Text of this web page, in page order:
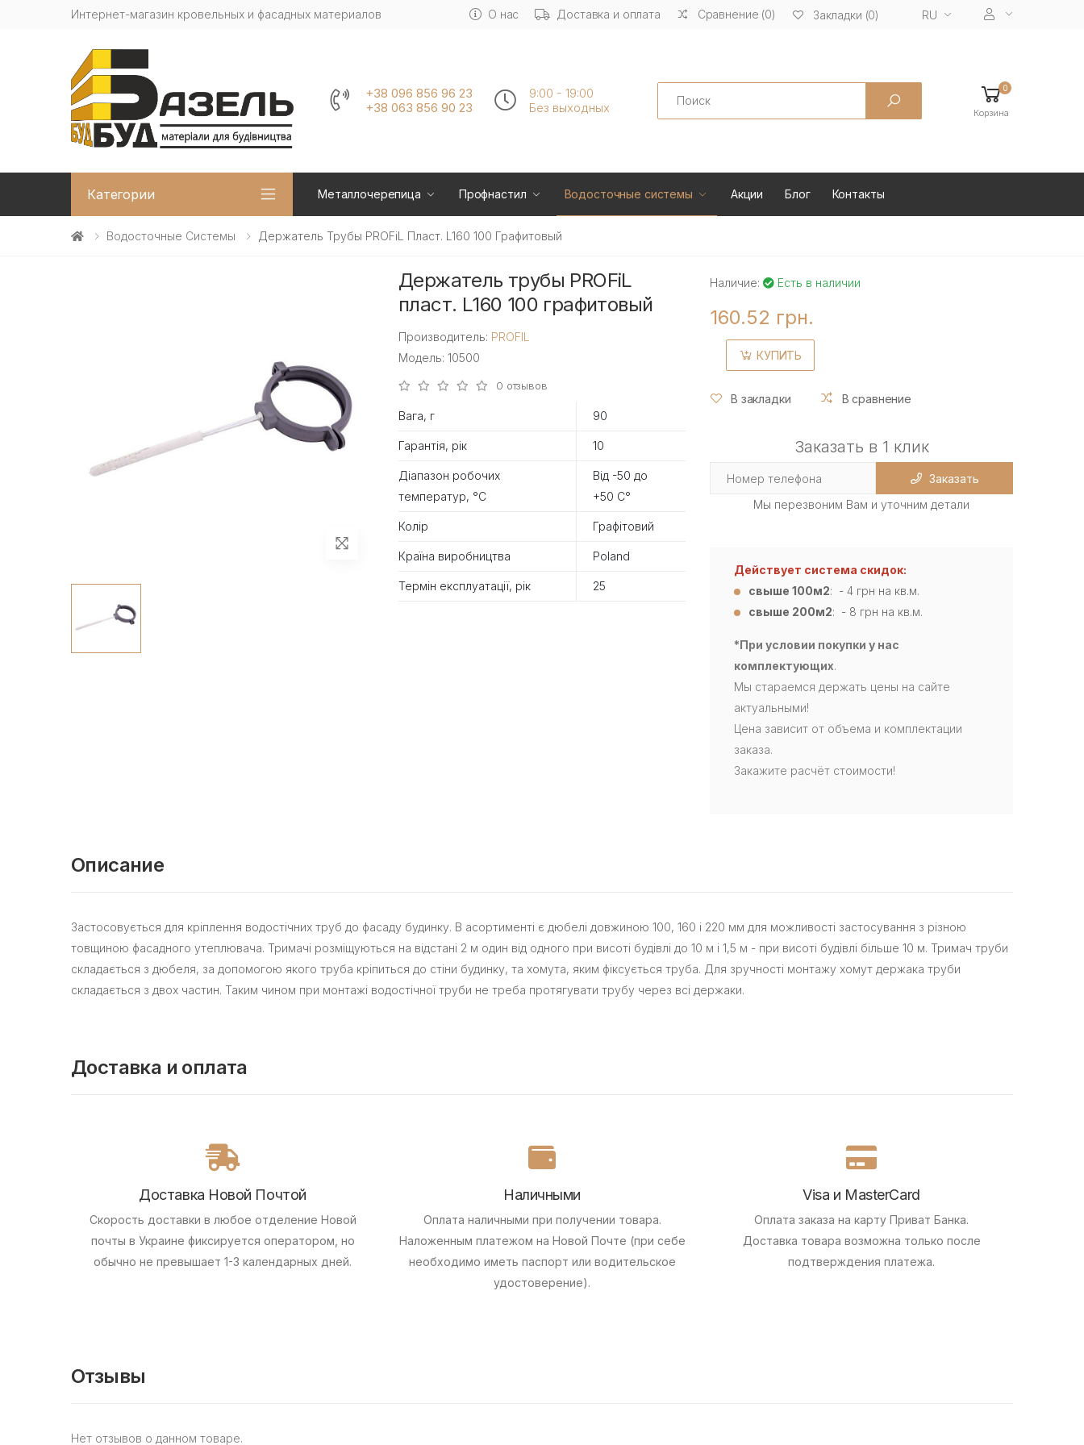
Интернет-магазин кровельных и фасадных материалов О нас Доставка и оплата Сравнение (0) Закладки (0) RU
+38 096 856 96 23
+38 063 856 90 23
9:00 - 19:00
Без выходных
Search 0
Корзина
Категории Металлочерепица Профнастил Водосточные системы Акции Блог Контакты
Водосточные Системы Держатель Трубы PROFiL Пласт. L160 100 Графитовый
Держатель трубы PROFiL
пласт. L160 100 графитовый
Производитель: PROFIL
Модель: 10500
0 отзывов
Вага, г 90
Гарантія, рік 10
Діапазон робочих
температур, °С
Від -50 до
+50 С°
Колір Графітовий
Країна виробництва Poland
Термін експлуатації, рік 25
Наличие: Есть в наличии
160.52 грн.
КУПИТЬ
В закладки В сравнение
Заказать в 1 клик
Заказать
Мы перезвоним Вам и уточним детали
Действует система скидок:
свыше 100м2: - 4 грн на кв.м.
свыше 200м2: - 8 грн на кв.м.
*При условии покупки у нас
комплектующих.
Мы стараемся держать цены на сайте
актуальными!
Цена зависит от объема и комплектации
заказа.
Закажите расчёт стоимости!
Описание
Застосовується для кріплення водостічних труб до фасаду будинку. В асортименті є дюбелі довжиною 100, 160 і 220 мм для можливості застосування з різною
товщиною фасадного утеплювача. Тримачі розміщуються на відстані 2 м один від одного при висоті будівлі до 10 м і 1,5 м - при висоті будівлі більше 10 м. Тримач труби
складається з дюбеля, за допомогою якого труба кріпиться до стіни будинку, та хомута, яким фіксується труба. Для зручності монтажу хомут держака труби
складається з двох частин. Таким чином при монтажі водостічної труби не треба протягувати трубу через всі держаки.
Доставка и оплата
Доставка Новой Почтой
Скорость доставки в любое отделение Новой
почты в Украине фиксируется оператором, но
обычно не превышает 1-3 календарных дней.
Наличными
Оплата наличными при получении товара.
Наложенным платежом на Новой Почте (при себе
необходимо иметь паспорт или водительское
удостоверение).
Visa и MasterCard
Оплата заказа на карту Приват Банка.
Доставка товара возможна только после
подтверждения платежа.
Отзывы
Нет отзывов о данном товаре.